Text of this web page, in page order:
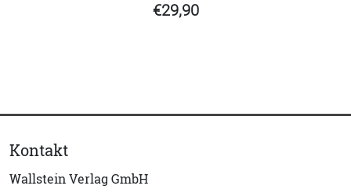
€29,90
Kontakt
Wallstein Verlag GmbH